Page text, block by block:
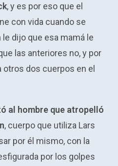
, y es por eso que el
con vida cuando se
dijo que esa mamá le
las anteriores no, y por
otros dos cuerpos en el
al hombre que atropelló
, cuerpo que utiliza Lars
por él mismo, con la
por los golpes